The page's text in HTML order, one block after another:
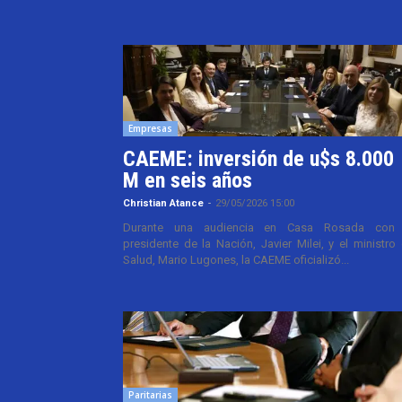
Empresas
CAEME: inversión de u$s 8.000
M en seis años
Christian Atance - 29/05/2026 15:00
Durante una audiencia en Casa Rosada con
presidente de la Nación, Javier Milei, y el ministro
Salud, Mario Lugones, la CAEME oficializó...
Paritarias